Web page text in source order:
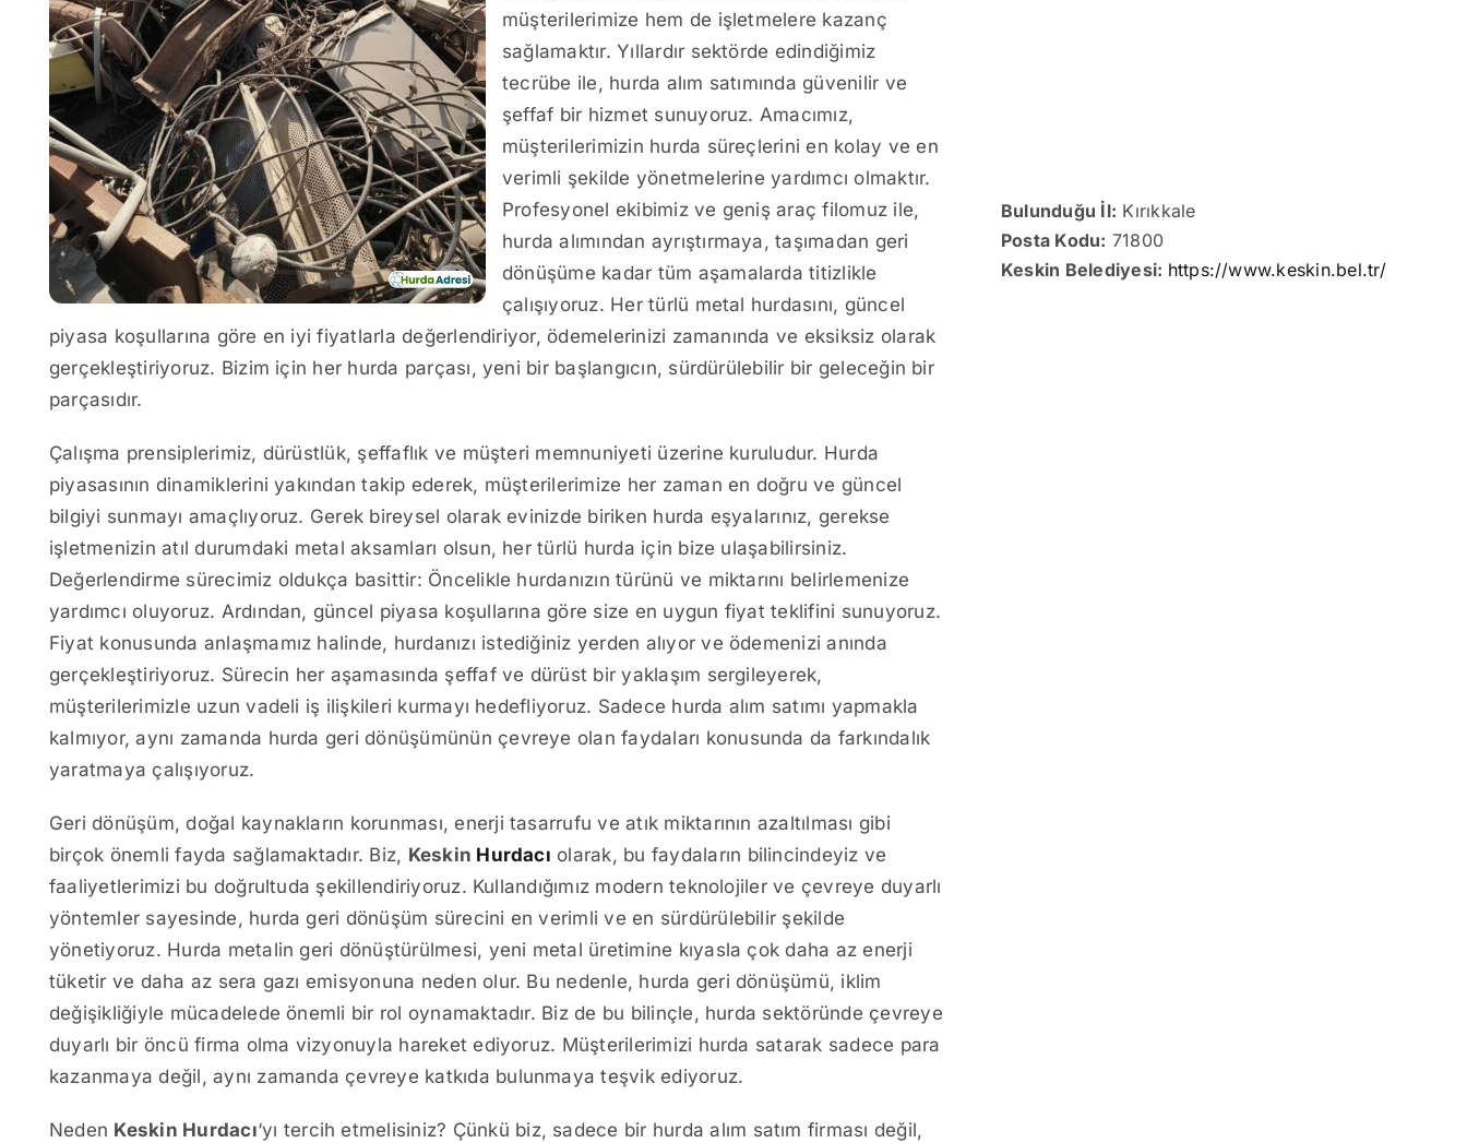
müşterilerimize hem de işletmelere kazanç
sağlamaktır. Yıllardır sektörde edindiğimiz
tecrübe ile, hurda alım satımında güvenilir ve
şeffaf bir hizmet sunuyoruz. Amacımız,
müşterilerimizin hurda süreçlerini en kolay ve en
verimli şekilde yönetmelerine yardımcı olmaktır.
Profesyonel ekibimiz ve geniş araç filomuz ile,
hurda alımından ayrıştırmaya, taşımadan geri
dönüşüme kadar tüm aşamalarda titizlikle
çalışıyoruz. Her türlü metal hurdasını, güncel
piyasa koşullarına göre en iyi fiyatlarla değerlendiriyor, ödemelerinizi zamanında ve eksiksiz olarak
gerçekleştiriyoruz. Bizim için her hurda parçası, yeni bir başlangıcın, sürdürülebilir bir geleceğin bir
parçasıdır.
Çalışma prensiplerimiz, dürüstlük, şeffaflık ve müşteri memnuniyeti üzerine kuruludur. Hurda
piyasasının dinamiklerini yakından takip ederek, müşterilerimize her zaman en doğru ve güncel
bilgiyi sunmayı amaçlıyoruz. Gerek bireysel olarak evinizde biriken hurda eşyalarınız, gerekse
işletmenizin atıl durumdaki metal aksamları olsun, her türlü hurda için bize ulaşabilirsiniz.
Değerlendirme sürecimiz oldukça basittir: Öncelikle hurdanızın türünü ve miktarını belirlemenize
yardımcı oluyoruz. Ardından, güncel piyasa koşullarına göre size en uygun fiyat teklifini sunuyoruz.
Fiyat konusunda anlaşmamız halinde, hurdanızı istediğiniz yerden alıyor ve ödemenizi anında
gerçekleştiriyoruz. Sürecin her aşamasında şeffaf ve dürüst bir yaklaşım sergileyerek,
müşterilerimizle uzun vadeli iş ilişkileri kurmayı hedefliyoruz. Sadece hurda alım satımı yapmakla
kalmıyor, aynı zamanda hurda geri dönüşümünün çevreye olan faydaları konusunda da farkındalık
yaratmaya çalışıyoruz.
Geri dönüşüm, doğal kaynakların korunması, enerji tasarrufu ve atık miktarının azaltılması gibi
birçok önemli fayda sağlamaktadır. Biz, Keskin Hurdacı olarak, bu faydaların bilincindeyiz ve
faaliyetlerimizi bu doğrultuda şekillendiriyoruz. Kullandığımız modern teknolojiler ve çevreye duyarlı
yöntemler sayesinde, hurda geri dönüşüm sürecini en verimli ve en sürdürülebilir şekilde
yönetiyoruz. Hurda metalin geri dönüştürülmesi, yeni metal üretimine kıyasla çok daha az enerji
tüketir ve daha az sera gazı emisyonuna neden olur. Bu nedenle, hurda geri dönüşümü, iklim
değişikliğiyle mücadelede önemli bir rol oynamaktadır. Biz de bu bilinçle, hurda sektöründe çevreye
duyarlı bir öncü firma olma vizyonuyla hareket ediyoruz. Müşterilerimizi hurda satarak sadece para
kazanmaya değil, aynı zamanda çevreye katkıda bulunmaya teşvik ediyoruz.
Neden Keskin Hurdacı‘yı tercih etmelisiniz? Çünkü biz, sadece bir hurda alım satım firması değil,
Bulunduğu İl: Kırıkkale
Posta Kodu: 71800
Keskin Belediyesi: https://www.keskin.bel.tr/